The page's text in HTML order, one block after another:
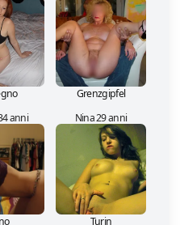
Grenzgipfel
anni Nina 29 anni
Turin